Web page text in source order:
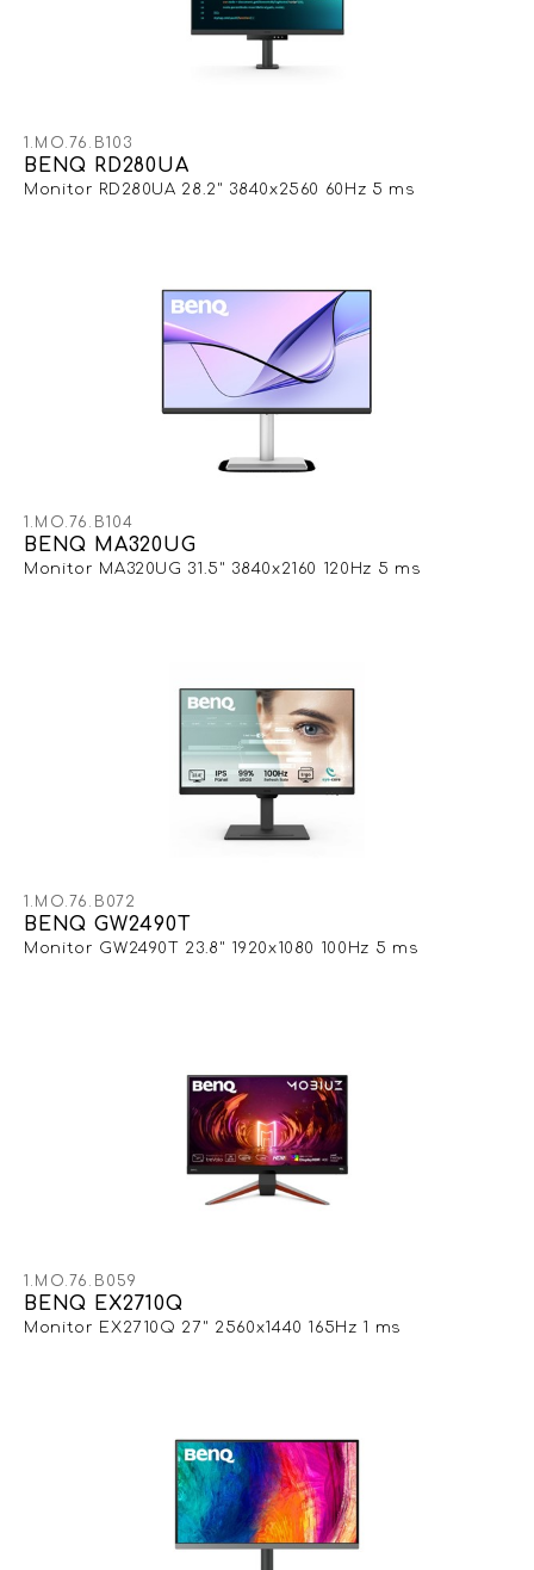
1.MO.76.B103
BENQ RD280UA
Monitor RD280UA 28.2" 3840x2560 60Hz 5 ms
1.MO.76.B104
BENQ MA320UG
Monitor MA320UG 31.5" 3840x2160 120Hz 5 ms
1.MO.76.B072
BENQ GW2490T
Monitor GW2490T 23.8" 1920x1080 100Hz 5 ms
1.MO.76.B059
BENQ EX2710Q
Monitor EX2710Q 27" 2560x1440 165Hz 1 ms